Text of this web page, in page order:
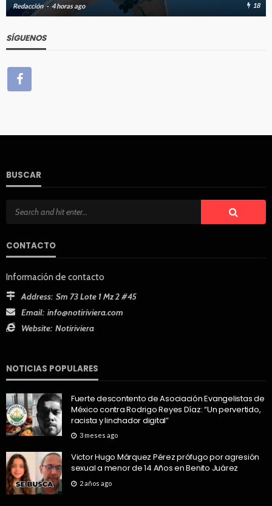
Redacción 4 horas ago 18
SÍGUENOS
BUSCAR
CONTACTO
Información de contacto
Address: Sm 73 Lote 1 Mz 2 #45
Email: info@notiriviera.com
Website: Notiriviera
NOTICIAS POPULARES
Fuerte descontento de Asociación Evangelistas de
México contra Rodrigo Reyes Díaz: “Un pervertido,
racista y linchador digital”
3 meses ago
Victor Hugo Márquez Pérez prófugo por agresión
sexual a menor de 14 Años en Benito Juárez
2 años ago